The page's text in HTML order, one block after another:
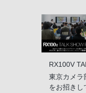
RX100V
東京カメラ
をお招きし